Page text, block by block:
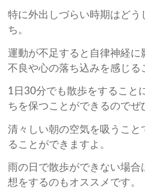
特に外出しづらい時期はど
ち。
運動が不足すると自律神経に
不良や心の落ち込みを感じる
1日30分でも散歩をすること
ちを保つことができるのでぜ
清々しい朝の空気を吸うこ
ることができますよ。
雨の日で散歩ができない場
想をするのもオススメです。